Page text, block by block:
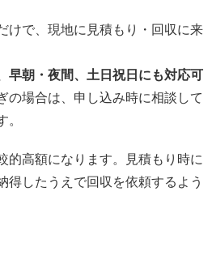
けで、現地に見積もり・回収に来
早朝・夜間、土日祝日にも対応可
の場合は、申し込み時に相談して
。
的高額になります。見積もり時に
得したうえで回収を依頼するよう